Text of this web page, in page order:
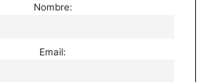
Nombre:
Email: